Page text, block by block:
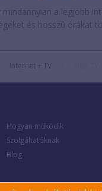
a legjobb
és hosszú órákat
Internet + TV
Hogyan működik
Szolgáltatóknak
Blog